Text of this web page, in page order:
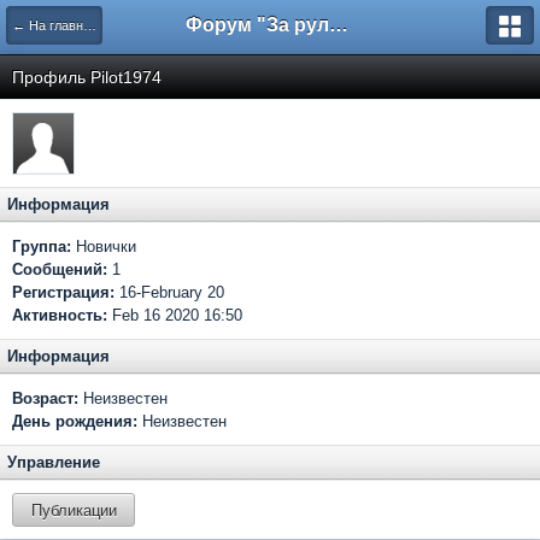
← На главную Форум "За рулем"
Профиль Pilot1974
Информация
Группа: Новички
Сообщений: 1
Регистрация: 16-February 20
Активность: Feb 16 2020 16:50
Информация
Возраст: Неизвестен
День рождения: Неизвестен
Управление
Публикации